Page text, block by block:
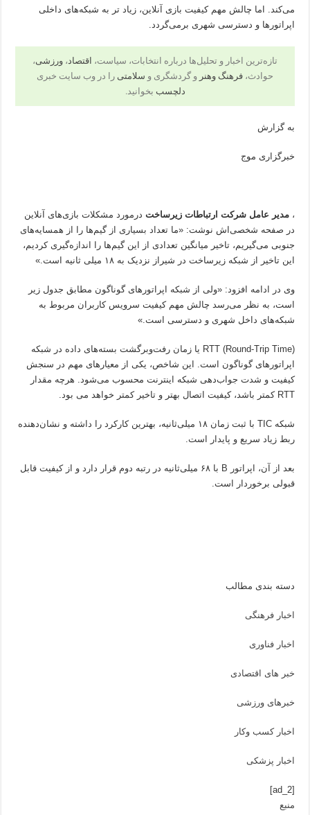
می‌کند. اما چالش مهم کیفیت بازی آنلاین، زیاد تر به شبکه‌های داخلی
اپراتورها و دسترسی شهری برمی‌گردد.
تازه‌ترین اخبار و تحلیل‌ها درباره انتخابات، سیاست، اقتصاد، ورزشی،
حوادث، فرهنگ وهنر و گردشگری و سلامتی را در وب سایت خبری
دلچسب بخوانید.
به گزارش
خبرگزاری موج
،مدیر عامل شرکت ارتباطات زیرساخت درمورد مشکلات بازی‌های آنلاین
در صفحه شخصی‌اش نوشت: «ما تعداد بسیاری از گیم‌ها را از همسایه‌های
جنوبی می‌گیریم، تاخیر میانگین تعدادی از این گیم‌ها را اندازه‌گیری کردیم،
این تاخیر از شبکه زیرساخت در شیراز نزدیک به ۱۸ میلی ثانیه است.»
وی در ادامه افزود: «ولی از شبکه اپراتورهای گوناگون مطابق جدول زیر
است، به نظر می‌رسد چالش مهم کیفیت سرویس کاربران مربوط به
شبکه‌های داخل شهری و دسترسی است.»
RTT (Round-Trip Time) یا زمان رفت‌وبرگشت بسته‌های داده در شبکه
اپراتورهای گوناگون است. این شاخص، یکی از معیارهای مهم در سنجش
کیفیت و شدت جواب‌دهی شبکه اینترنت محسوب می‌شود. هرچه مقدار
RTT کمتر باشد، کیفیت اتصال بهتر و تاخیر کمتر خواهد می بود.
شبکه TIC با ثبت زمان ۱۸ میلی‌ثانیه، بهترین کارکرد را داشته و نشان‌دهنده
ربط زیاد سریع و پایدار است.
بعد از آن، اپراتور B با ۶۸ میلی‌ثانیه در رتبه دوم قرار دارد و از کیفیت قابل
قبولی برخوردار است.
دسته بندی مطالب
اخبار فرهنگی
اخبار فناوری
خبر های اقتصادی
خبرهای ورزشی
اخبار کسب وکار
اخبار پزشکی
[ad_2]
منبع